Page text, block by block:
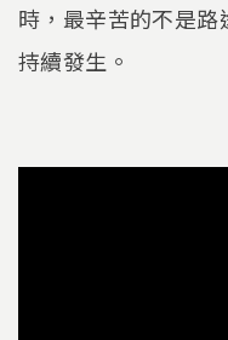
時，最辛苦的不是
持續發生。